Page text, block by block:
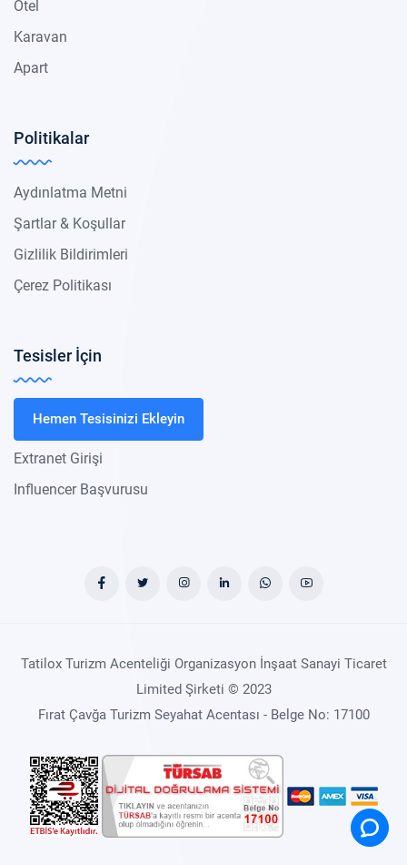
Otel
Karavan
Apart
Politikalar
Aydınlatma Metni
Şartlar & Koşullar
Gizlilik Bildirimleri
Çerez Politikası
Tesisler İçin
Hemen Tesisinizi Ekleyin
Extranet Girişi
Influencer Başvurusu
Tatilox Turizm Acenteliği Organizasyon İnşaat Sanayi Ticaret
Limited Şirketi © 2023
Fırat Çavğa Turizm Seyahat Acentası - Belge No: 17100